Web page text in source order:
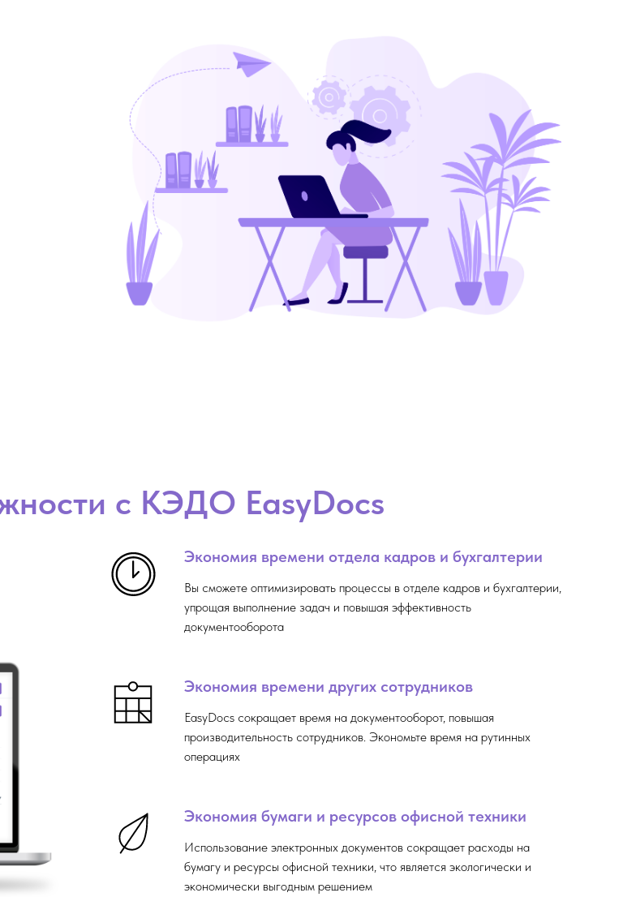
с КЭДО EasyDocs
Экономия времени отдела кадров и бухгалтерии
Вы сможете оптимизировать процессы в отделе кадров и бухгалтерии,
упрощая выполнение задач и повышая эффективность
документооборота
Экономия времени других сотрудников
EasyDocs сокращает время на документооборот, повышая
производительность сотрудников. Экономьте время на рутинных
операциях
Экономия бумаги и ресурсов офисной техники
Использование электронных документов сокращает расходы на
бумагу и ресурсы офисной техники, что является экологически и
экономически выгодным решением